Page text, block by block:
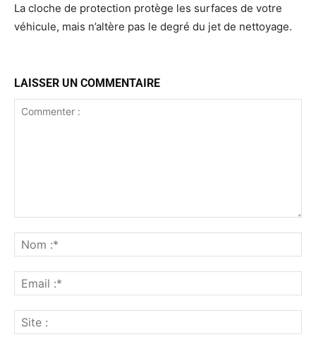
La cloche de protection protège les surfaces de votre
véhicule, mais n’altère pas le degré du jet de nettoyage.
LAISSER UN COMMENTAIRE